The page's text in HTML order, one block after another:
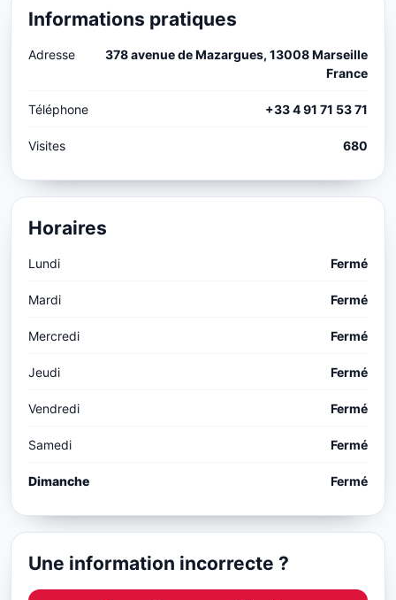
Informations pratiques
Adresse
378 avenue de Mazargues, 13008 Marseille
France
Téléphone +33 4 91 71 53 71
Visites 680
Horaires
Lundi Fermé
Mardi Fermé
Mercredi Fermé
Jeudi Fermé
Vendredi Fermé
Samedi Fermé
Dimanche Fermé
Une information incorrecte ?